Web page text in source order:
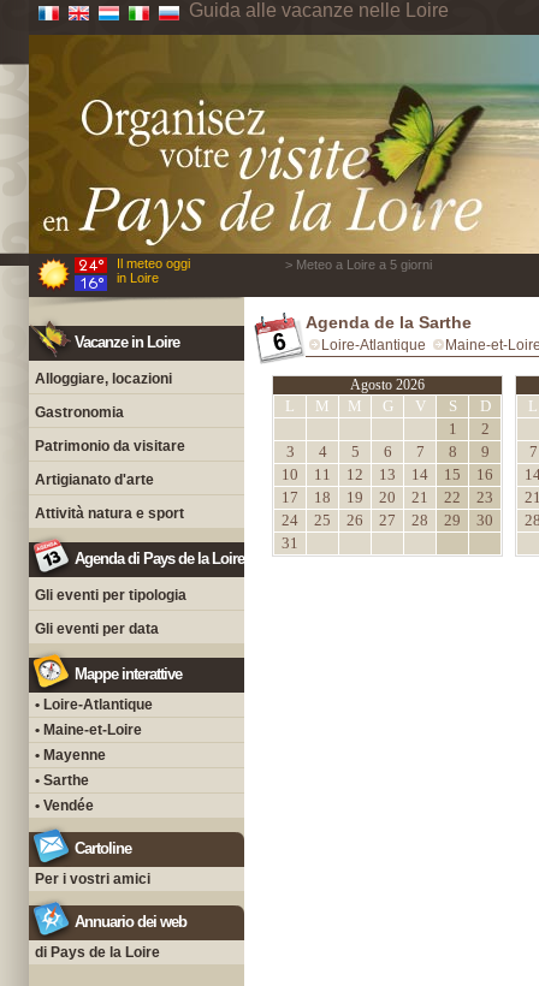
Guida alle vacanze nelle Loire
Il meteo oggi
in Loire
> Meteo a Loire a 5 giorni
Vacanze in Loire
Alloggiare, locazioni
Gastronomia
Patrimonio da visitare
Artigianato d'arte
Attività natura e sport
Agenda di Pays de la Loire
Gli eventi per tipologia
Gli eventi per data
Mappe interattive
• Loire-Atlantique
• Maine-et-Loire
• Mayenne
• Sarthe
• Vendée
Cartoline
Per i vostri amici
Annuario dei web
di Pays de la Loire
Agenda de la Sarthe
Loire-Atlantique Maine-et-
Agosto 2026
L M M G V S
D
1
2
3
4 5 6 7 8
9
10
11 12 13 14 15
16
17
18 19 20 21 22
23
24
25 26 27 28 29
30
31
L
7